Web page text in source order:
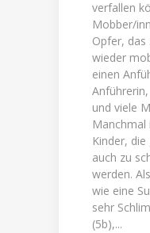
verfallen
Mobber/
Opfer,
wieder
einen
und viele
Manchmal
Kinder,
auch zu
werden.
wie eine
sehr
(5b),...